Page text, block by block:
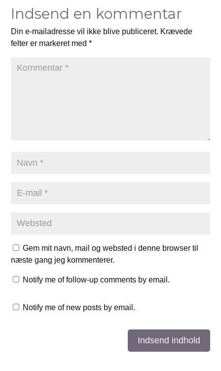
Indsend en kommentar
Din e-mailadresse vil ikke blive publiceret. Krævede
felter er markeret med*
Gem mit navn, mail og websted i denne browser til
næste gang jeg kommenterer.
Notify me of follow-up comments by email.
Notify me of new posts by email.
Indsend indhold